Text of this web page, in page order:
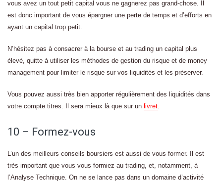
vous avez un tout petit capital vous ne gagnerez pas grand-chose. Il
est donc important de vous épargner une perte de temps et d’efforts en
ayant un capital trop petit.
N’hésitez pas à consacrer à la bourse et au trading un capital plus
élevé, quitte à utiliser les méthodes de gestion du risque et de money
management pour limiter le risque sur vos liquidités et les préserver.
Vous pouvez aussi très bien apporter régulièrement des liquidités dans
votre compte titres. Il sera mieux là que sur un livret.
10 – Formez-vous
L’un des meilleurs conseils boursiers est aussi de vous former. Il est
très important que vous vous formiez au trading, et, notamment, à
l’Analyse Technique. On ne se lance pas dans un domaine d’activité